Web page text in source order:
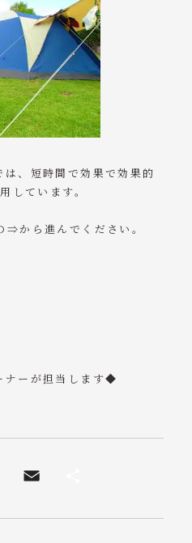
、短時間で効果で効果的
しています。
⇒から進んでください。
ーが担当します◆